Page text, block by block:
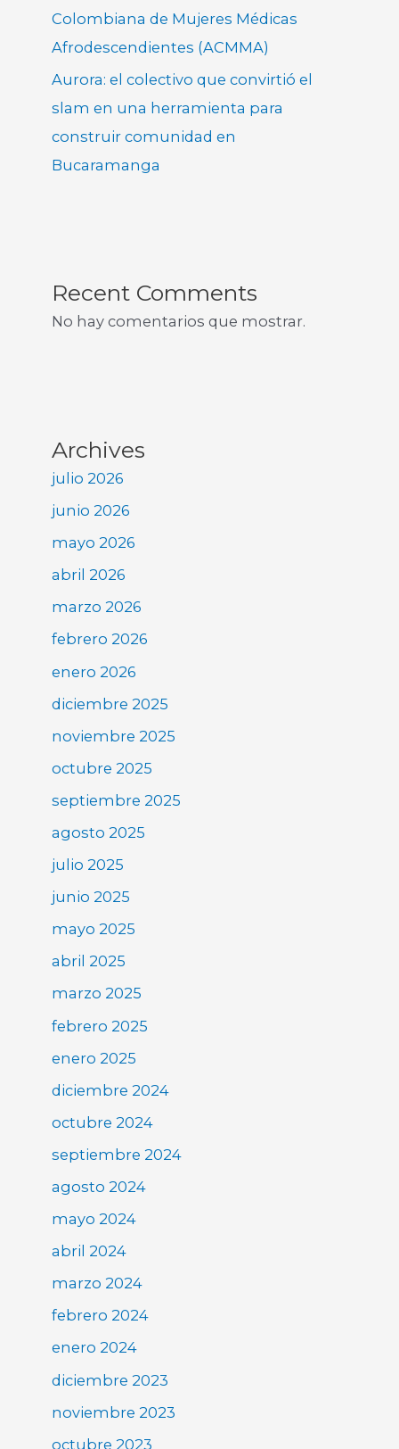
Colombiana de Mujeres Médicas
Afrodescendientes (ACMMA)
Aurora: el colectivo que convirtió el
slam en una herramienta para
construir comunidad en
Bucaramanga
Recent Comments
No hay comentarios que mostrar.
Archives
julio 2026
junio 2026
mayo 2026
abril 2026
marzo 2026
febrero 2026
enero 2026
diciembre 2025
noviembre 2025
octubre 2025
septiembre 2025
agosto 2025
julio 2025
junio 2025
mayo 2025
abril 2025
marzo 2025
febrero 2025
enero 2025
diciembre 2024
octubre 2024
septiembre 2024
agosto 2024
mayo 2024
abril 2024
marzo 2024
febrero 2024
enero 2024
diciembre 2023
noviembre 2023
octubre 2023